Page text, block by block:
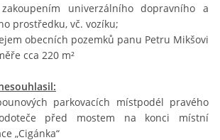
univerzálního dopravního a
prostředku, vč. vozíku;
obecních pozemků panu Petru Mikšovi
cca 220 m²
parkovacích místpodél pravého
před mostem na konci místní
„Cigánka“